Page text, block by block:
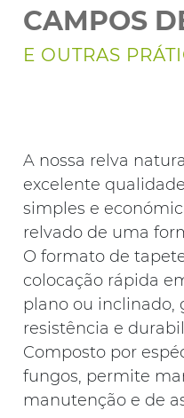
CAMPOS
E OUTRAS
A nossa relva
excelente
simples e
relvado de uma
O formato de
colocação rápida
plano ou inclinado,
resistência e
Composto por
fungos, permite
manutenção e de